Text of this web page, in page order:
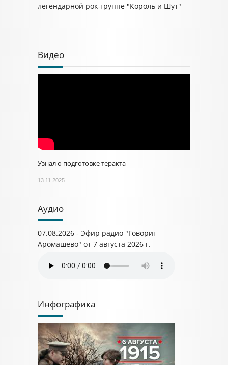
легендарной рок-группе "Король и Шут"
Видео
Узнал о подготовке теракта
13.11.2025
Аудио
07.08.2026 - Эфир радио "Говорит
Аромашево" от 7 августа 2026 г.
Инфографика